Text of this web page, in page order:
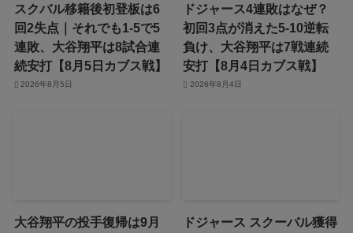
スクバル移籍後初登板は6
回2失点｜それでも1-5で5
連敗、大谷翔平は8試合連
続安打【8月5日カブス戦】
2026年8月5日
ドジャース4連敗はなぜ？
初回3点が消えた5-10逆転
負け、大谷翔平は7戦連続
安打【8月4日カブス戦】
2026年8月4日
大谷翔平の投手復帰は9月
ドジャース スクーバル獲得